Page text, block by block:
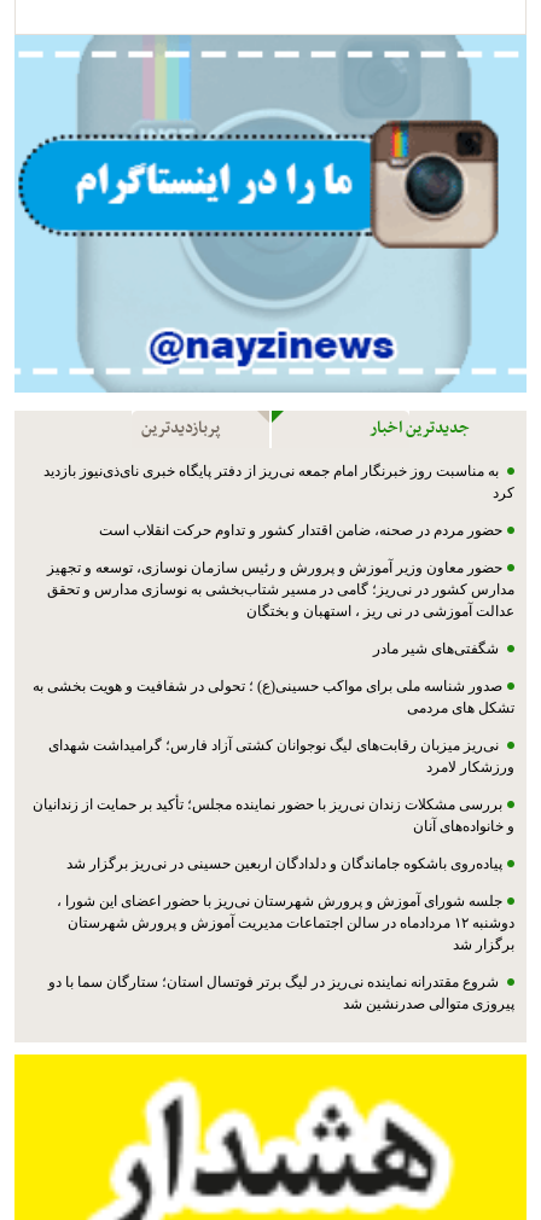
جدیدترین اخبار پربازدیدترین
به مناسبت روز خبرنگار امام جمعه نی‌ریز از دفتر پایگاه خبری نای‌ذی‌نیوز بازدید
کرد
حضور مردم در صحنه، ضامن اقتدار کشور و تداوم حرکت انقلاب است
حضور معاون وزیر آموزش و پرورش و رئیس سازمان نوسازی، توسعه و تجهیز
مدارس کشور در نی‌ریز؛ گامی در مسیر شتاب‌بخشی به نوسازی مدارس و تحقق
عدالت آموزشی در نی ریز ، استهبان و بختگان
شگفتی‌های شیر مادر
صدور شناسه ملی برای مواکب حسینی(ع) ؛ تحولی در شفافیت و هویت بخشی به
تشکل های مردمی
نی‌ریز میزبان رقابت‌های لیگ نوجوانان کشتی آزاد فارس؛ گرامیداشت شهدای
ورزشکار لامرد
بررسی مشکلات زندان نی‌ریز با حضور نماینده مجلس؛ تأکید بر حمایت از زندانیان
و خانواده‌های آنان
پیاده‌روی باشکوه جاماندگان و دلدادگان اربعین حسینی در نی‌ریز برگزار شد
جلسه شورای آموزش و پرورش شهرستان نی‌ریز با حضور اعضای این شورا ،
دوشنبه ۱۲ مردادماه در سالن اجتماعات مدیریت آموزش و پرورش شهرستان
برگزار شد
شروع مقتدرانه نماینده نی‌ریز در لیگ برتر فوتسال استان؛ ستارگان سما با دو
پیروزی متوالی صدرنشین شد